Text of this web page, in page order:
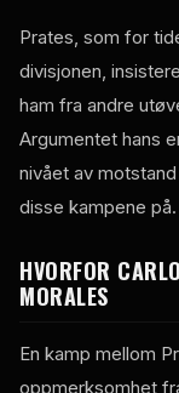
Prates, som for
divisjonen,
ham fra andre
Argumentet hans
nivået av
disse kampene på.
HVORFOR
MORALES
En kamp mellom
oppmerksomhet